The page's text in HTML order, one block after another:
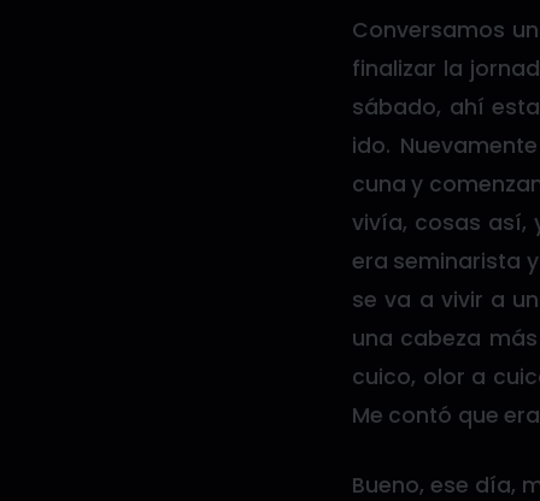
Conversamos
finalizar la
sábado, ahí
ido.
cuna y
vivía, cosas así,
era seminarista
se va a vivir a
una cabeza
cuico, olor a
Me contó que
Bueno, ese día,